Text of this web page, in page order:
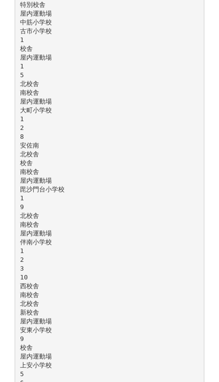
特別校舎
屋内運動場
中筋小学校
古市小学校
1
校舎
屋内運動場
1
5
北校舎
南校舎
屋内運動場
大町小学校
1
2
8
安佐南
北校舎
校舎
南校舎
屋内運動場
毘沙門台小学校
1
9
北校舎
南校舎
屋内運動場
伴南小学校
1
2
3
10
西校舎
南校舎
北校舎
新校舎
屋内運動場
安東小学校
9
校舎
屋内運動場
上安小学校
5